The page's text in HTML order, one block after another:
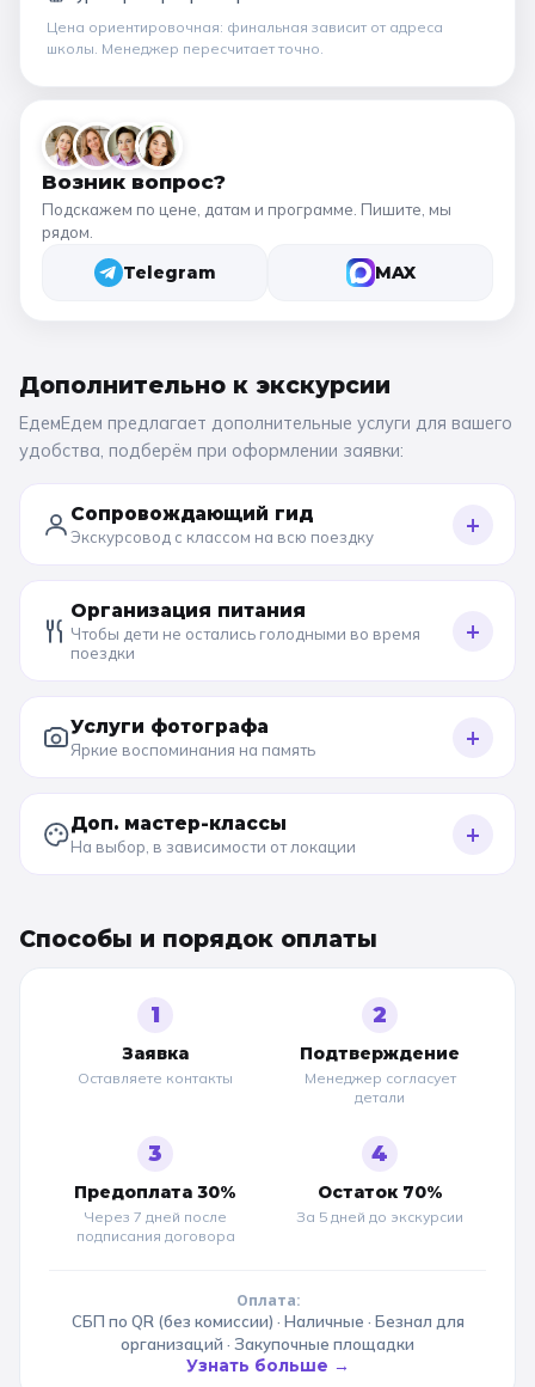
Цена ориентировочная: финальная зависит от адреса
школы. Менеджер пересчитает точно.
Возник вопрос?
Подскажем по цене, датам и программе. Пишите, мы
рядом.
Telegram MAX
Дополнительно к экскурсии
ЕдемЕдем предлагает дополнительные услуги для вашего
удобства, подберём при оформлении заявки:
Сопровождающий гид
Экскурсовод с классом на всю поездку +
Организация питания
Чтобы дети не остались голодными во время
поездки
+
Услуги фотографа
Яркие воспоминания на память +
Доп. мастер-классы
На выбор, в зависимости от локации +
Способы и порядок оплаты
1
Заявка
Оставляете контакты
2
Подтверждение
Менеджер согласует
детали
3
Предоплата 30%
Через 7 дней после
подписания договора
4
Остаток 70%
За 5 дней до экскурсии
Оплата:
СБП по QR (без комиссии) · Наличные · Безнал для
организаций · Закупочные площадки
Узнать больше →